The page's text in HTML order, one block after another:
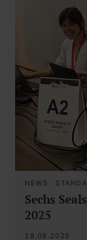
NEWS ·
Sechs
2025
28.08.2025